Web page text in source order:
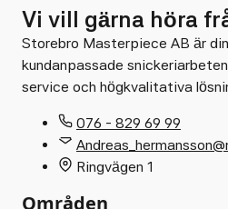
Vi vill gärna höra
Storebro Masterpiece AB är
kundanpassade
service och högkvalitativa
076 - 829 69 99
Ringvägen 1
Områden